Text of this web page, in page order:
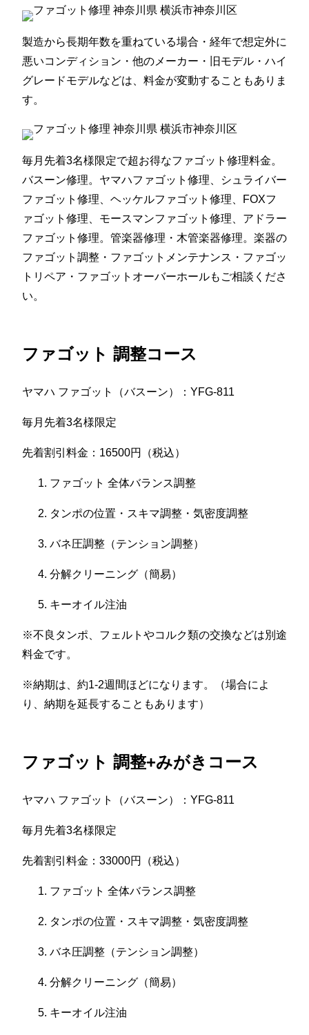
製造から長期年数を重ねている場合・経年で想定外に
悪いコンディション・他のメーカー・旧モデル・ハイ
グレードモデルなどは、料金が変動することもありま
す。
毎月先着3名様限定で超お得なファゴット修理料金。
バスーン修理。ヤマハファゴット修理、シュライバー
ファゴット修理、ヘッケルファゴット修理、FOXフ
ァゴット修理、モースマンファゴット修理、アドラー
ファゴット修理。管楽器修理・木管楽器修理。楽器の
ファゴット調整・ファゴットメンテナンス・ファゴッ
トリペア・ファゴットオーバーホールもご相談くださ
い。
ファゴット 調整コース
ヤマハ ファゴット（バスーン）：YFG-811
毎月先着3名様限定
先着割引料金：16500円（税込）
ファゴット 全体バランス調整
タンポの位置・スキマ調整・気密度調整
バネ圧調整（テンション調整）
分解クリーニング（簡易）
キーオイル注油
※不良タンポ、フェルトやコルク類の交換などは別途
料金です。
※納期は、約1-2週間ほどになります。（場合によ
り、納期を延長することもあります）
ファゴット 調整+みがきコース
ヤマハ ファゴット（バスーン）：YFG-811
毎月先着3名様限定
先着割引料金：33000円（税込）
ファゴット 全体バランス調整
タンポの位置・スキマ調整・気密度調整
バネ圧調整（テンション調整）
分解クリーニング（簡易）
キーオイル注油